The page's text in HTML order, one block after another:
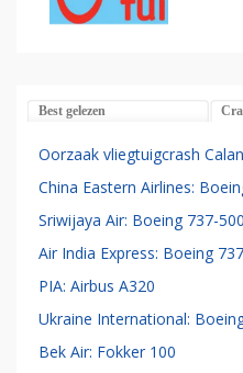
Best gelezen
Oorzaak vliegtuigcrash
China Eastern Airlines:
Sriwijaya Air: Boeing 737-500
Air India Express: Boeing
PIA: Airbus A320
Ukraine International:
Bek Air: Fokker 100